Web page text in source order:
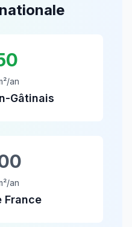
an
Gâtinais
an
France